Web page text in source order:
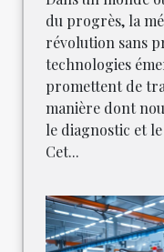
du progrès, la
révolution sans
technologies
promettent de
manière dont
le diagnostic et
Cet...